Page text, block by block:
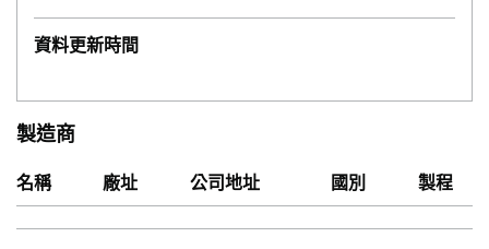
資料更新時間
製造商
名稱 廠址 公司地址 國別 製程